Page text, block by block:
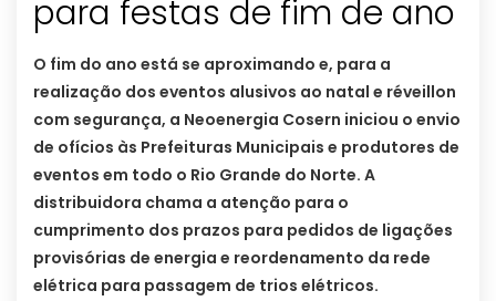
para festas de fim de ano
O fim do ano está se aproximando e, para a
realização dos eventos alusivos ao natal e réveillon
com segurança, a Neoenergia Cosern iniciou o envio
de ofícios às Prefeituras Municipais e produtores de
eventos em todo o Rio Grande do Norte. A
distribuidora chama a atenção para o
cumprimento dos prazos para pedidos de ligações
provisórias de energia e reordenamento da rede
elétrica para passagem de trios elétricos.